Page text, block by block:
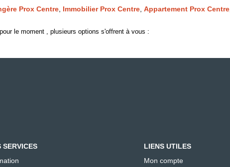
Prox Centre Immobilier Prox Centre Appartement Prox Centre
le moment , plusieurs options s'offrent à vous :
SERVICES
LIENS UTILES
Mon compte